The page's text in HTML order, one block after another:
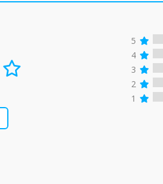
5
4
3
2
1